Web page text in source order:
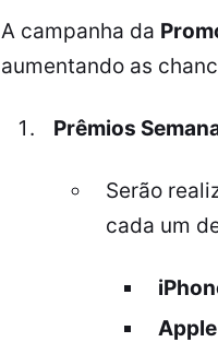
A campanha da
aumentando as
Prêmios
Serão
cada um